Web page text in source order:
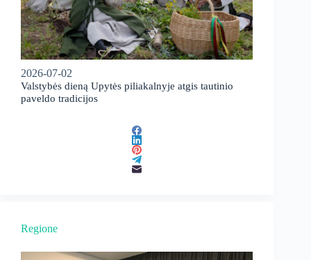
2026-07-02
Valstybės dieną Upytės piliakalnyje atgis tautinio
paveldo tradicijos
Regione